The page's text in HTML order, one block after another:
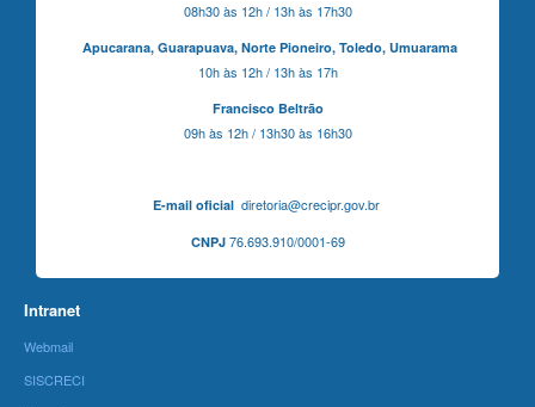
08h30 às 12h / 13h às 17h30
Apucarana, Guarapuava, Norte Pioneiro, Toledo, Umuarama
10h às 12h / 13h às 17h
Francisco Beltrão
09h às 12h / 13h30 às 16h30
E-mail oficialdiretoria@crecipr.gov.br
CNPJ76.693.910/0001-69
Intranet
Webmail
SISCRECI